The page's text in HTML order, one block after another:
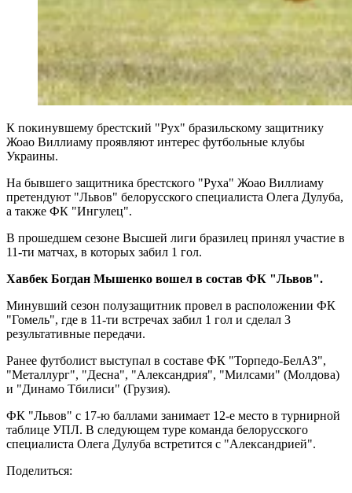
К покинувшему брестский "Рух" бразильскому защитнику
Жоао Виллиаму проявляют интерес футбольные клубы
Украины.
На бывшего защитника брестского "Руха" Жоао Виллиаму
претендуют "Львов" белорусского специалиста Олега Дулуба,
а также ФК "Ингулец".
В прошедшем сезоне Высшей лиги бразилец принял участие в
11-ти матчах, в которых забил 1 гол.
Хавбек Богдан Мышенко вошел в состав ФК "Львов".
Минувший сезон полузащитник провел в расположении ФК
"Гомель", где в 11-ти встречах забил 1 гол и сделал 3
результативные передачи.
Ранее футболист выступал в составе ФК "Торпедо-БелАЗ",
"Металлург", "Десна", "Александрия", "Милсами" (Молдова)
и "Динамо Тбилиси" (Грузия).
ФК "Львов" с 17-ю баллами занимает 12-е место в турнирной
таблице УПЛ. В следующем туре команда белорусского
специалиста Олега Дулуба встретится с "Александрией".
Поделиться: